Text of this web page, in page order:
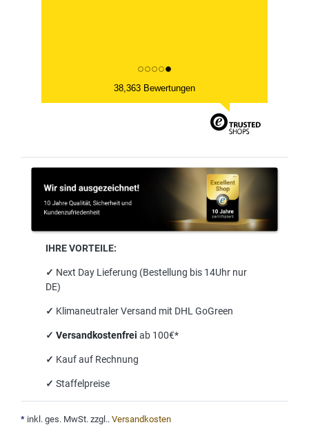
38,363 Bewertungen
IHRE VORTEILE:
✓ Next Day Lieferung (Bestellung bis 14Uhr nur
DE)
✓ Klimaneutraler Versand mit DHL GoGreen
✓ Versandkostenfrei ab 100€*
✓ Kauf auf Rechnung
✓ Staffelpreise
* inkl. ges. MwSt. zzgl.. Versandkosten